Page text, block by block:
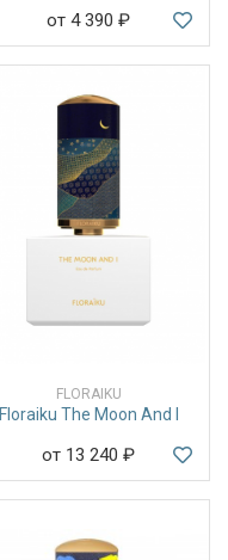
от 4 390 ₽
FLORAIKU
Floraiku The Moon And I
от 13 240 ₽